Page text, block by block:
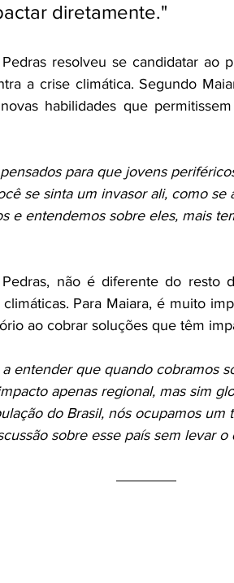
diretamente."
resolveu se candidatar ao
a crise climática. Segundo
habilidades que
para que jovens
se sinta um invasor ali, como se
e entendemos sobre eles, mais
não é diferente do resto
Para Maiara, é muito
ao cobrar soluções que têm
entender que quando cobramos
apenas regional, mas sim
do Brasil, nós ocupamos
sobre esse país sem levar